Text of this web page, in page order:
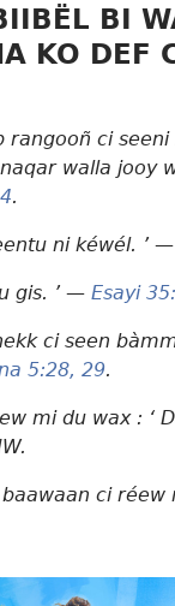
BI
KO DEF
rangooñ ci
walla jooy
.
ni kéwél. ’ —
gis. ’ — Esayi
ci seen
5:​28, 29.
mi du wax : ‘
baawaan ci